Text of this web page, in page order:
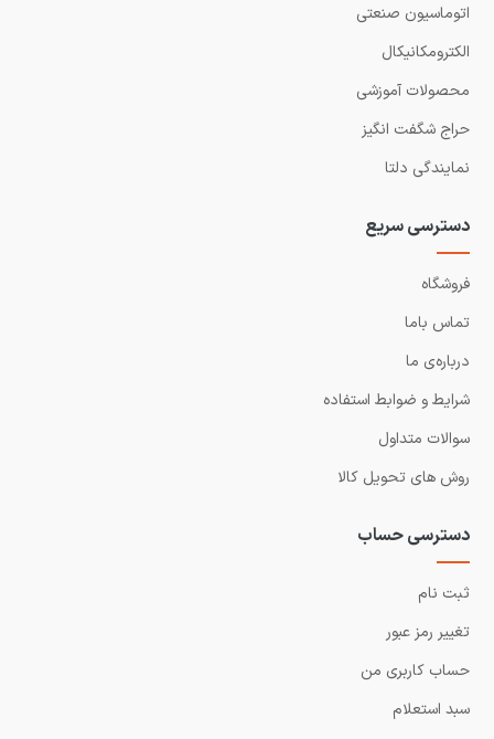
اتوماسیون صنعتی
الکترومکانیکال
محصولات آموزشی
حراج شگفت انگیز
نمایندگی دلتا
دسترسی سریع
فروشگاه
تماس باما
درباره‌ی ما
شرایط و ضوابط استفاده
سوالات متداول
روش های تحویل کالا
دسترسی حساب
ثبت نام
تغییر رمز عبور
حساب کاربری من
سبد استعلام